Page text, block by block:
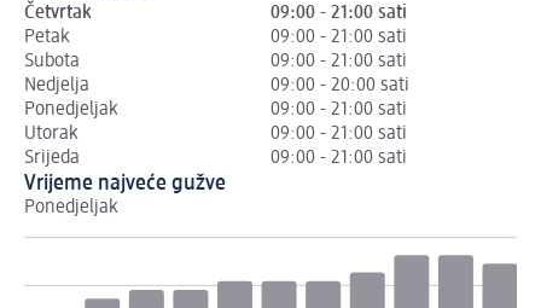
Četvrtak
09:00 - 21:00 sati
Petak
09:00 - 21:00 sati
Subota
09:00 - 21:00 sati
Nedjelja
09:00 - 20:00 sati
Ponedjeljak
09:00 - 21:00 sati
Utorak
09:00 - 21:00 sati
Srijeda
09:00 - 21:00 sati
Vrijeme najveće gužve
Ponedjeljak